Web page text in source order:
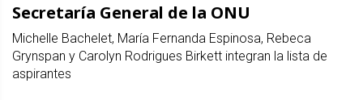
Secretaría General de la ONU
Michelle Bachelet, María Fernanda Espinosa, Rebeca
Grynspan y Carolyn Rodrigues Birkett integran la lista de
aspirantes